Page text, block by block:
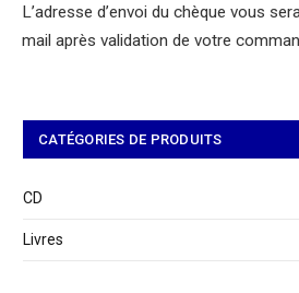
L’adresse d’envoi du chèque vous
mail après validation de votre
CATÉGORIES DE PRODUITS
CD
Livres